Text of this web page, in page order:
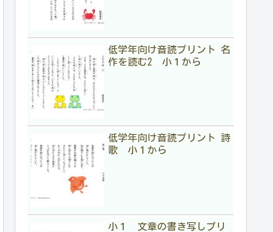
低学年向け音読プリント 名
作を読む2 小１から
低学年向け音読プリント 詩
歌 小１から
小１ 文章の書き写しプリ